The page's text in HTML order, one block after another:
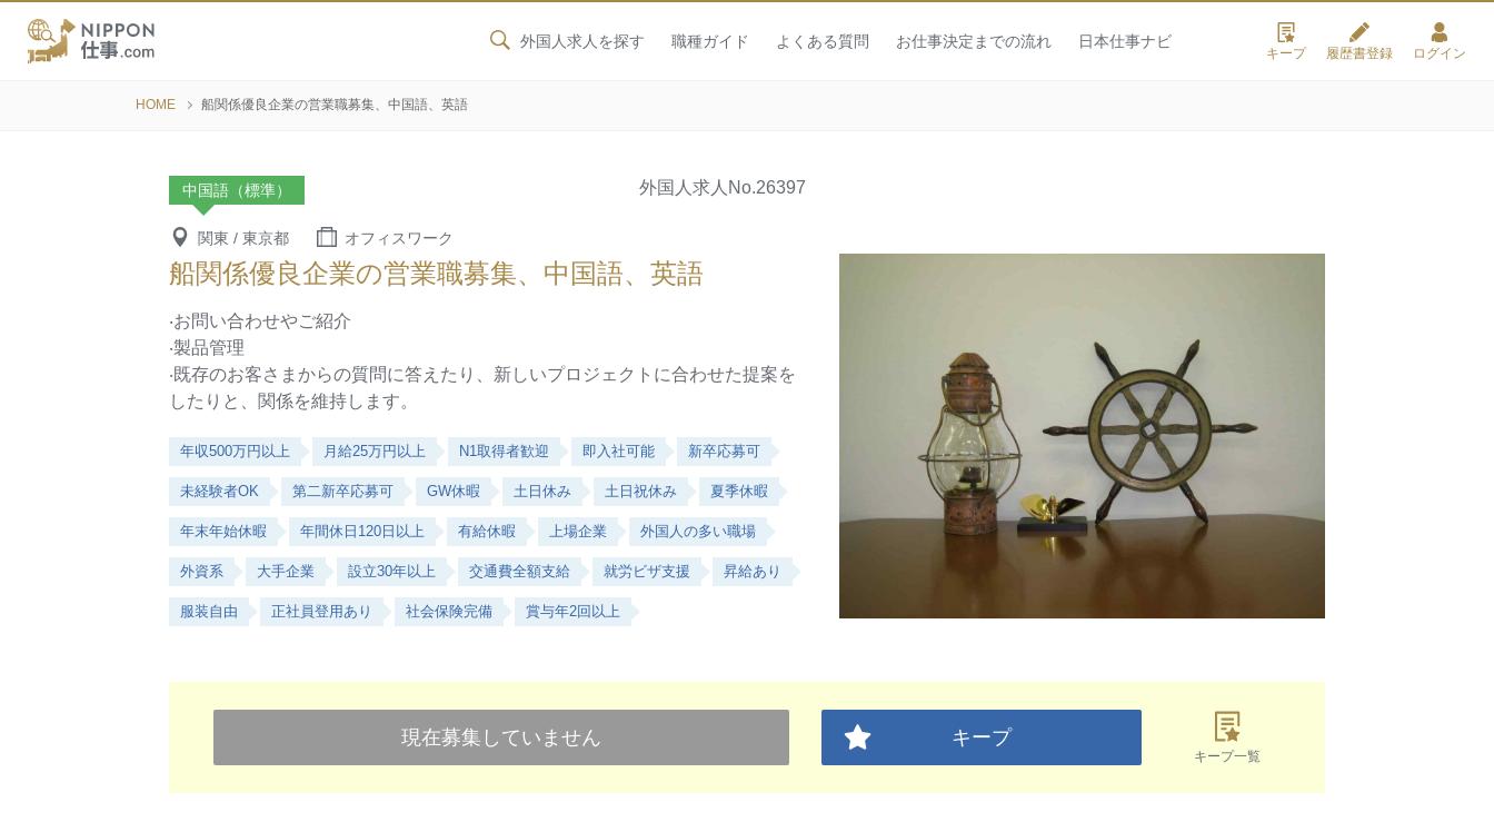
外国人求人を探す 職種ガイド よくある質問 お仕事決定までの流れ 日本仕事ナビ
キープ 履歴書登録 ログイン
HOME 船関係優良企業の営業職募集、中国語、英語
中国語（標準） 外国人求人 No.26397
関東 / 東京都 オフィスワーク
船関係優良企業の営業職募集、中国語、英語
‧お問い合わせやご紹介
‧製品管理
‧既存のお客さまからの質問に答えたり、新しいプロジェクトに合わせた提案を
したりと、関係を維持します。
年収500万円以上 月給25万円以上 N1取得者歓迎 即入社可能 新卒応募可
未経験者OK 第二新卒応募可 GW休暇 土日休み 土日祝休み 夏季休暇
年末年始休暇 年間休日120日以上 有給休暇 上場企業 外国人の多い職場
外資系 大手企業 設立30年以上 交通費全額支給 就労ビザ支援 昇給あり
服装自由 正社員登用あり 社会保険完備 賞与年2回以上
現在募集していません キープ
キープ一覧